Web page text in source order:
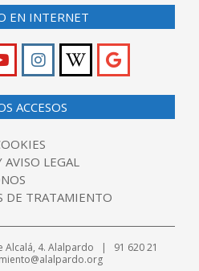
EN INTERNET
ACCESOS
LEGAL
DE TRATAMIENTO
4. Alalpardo | 91 620 21